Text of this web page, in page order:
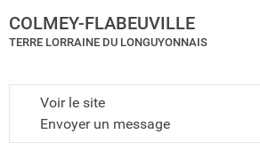
COLMEY-FLABEUVILLE
TERRE LORRAINE DU LONGUYONNAIS
Voir le site
Envoyer un message